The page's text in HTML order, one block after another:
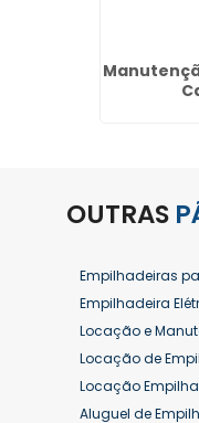
OUTRAS
Empilhadeiras
Empilhadeira
Locação e
Locação de
Locação
Aluguel de